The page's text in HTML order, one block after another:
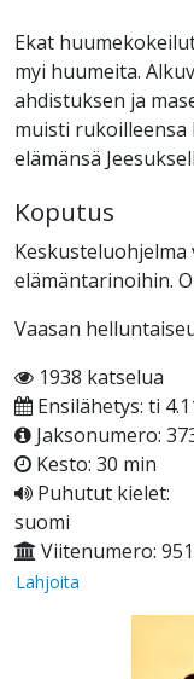
Ekat
myi huumeita.
ahdistuksen ja
muisti rukoilleensa
elämänsä
Koputus
Keskusteluohjelma
elämäntarinoihin.
Vaasan
1938 katselua
Ensilähetys: ti
Jaksonumero:
Kesto: 30 min
Puhutut kielet:
suomi
Viitenumero:
Lahjoita